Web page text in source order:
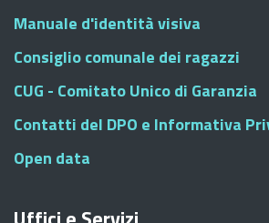
Manuale d'identità visiva
Consiglio comunale dei ragazzi
CUG - Comitato Unico di Garanzia
Contatti del DPO e Informativa
Open data